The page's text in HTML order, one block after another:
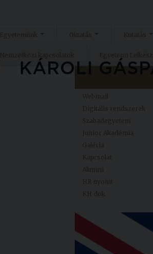
Egyetemünk Oktatás Kutatás
Nemzetközi kapcsolatok Egyetemi
Webmail
Digitális rendszerek
Szabadegyetem
Junior Akadémia
Galéria
Kapcsolat
Alumni
HR nyomt
KH dok